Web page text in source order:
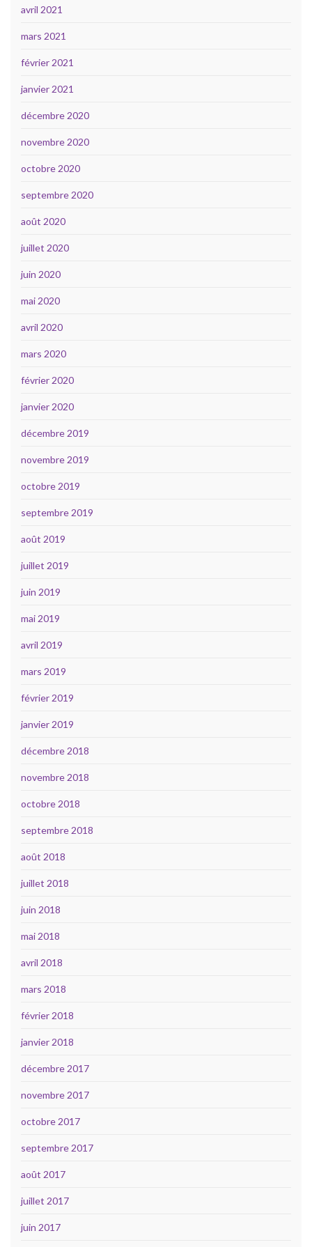
avril 2021
mars 2021
février 2021
janvier 2021
décembre 2020
novembre 2020
octobre 2020
septembre 2020
août 2020
juillet 2020
juin 2020
mai 2020
avril 2020
mars 2020
février 2020
janvier 2020
décembre 2019
novembre 2019
octobre 2019
septembre 2019
août 2019
juillet 2019
juin 2019
mai 2019
avril 2019
mars 2019
février 2019
janvier 2019
décembre 2018
novembre 2018
octobre 2018
septembre 2018
août 2018
juillet 2018
juin 2018
mai 2018
avril 2018
mars 2018
février 2018
janvier 2018
décembre 2017
novembre 2017
octobre 2017
septembre 2017
août 2017
juillet 2017
juin 2017